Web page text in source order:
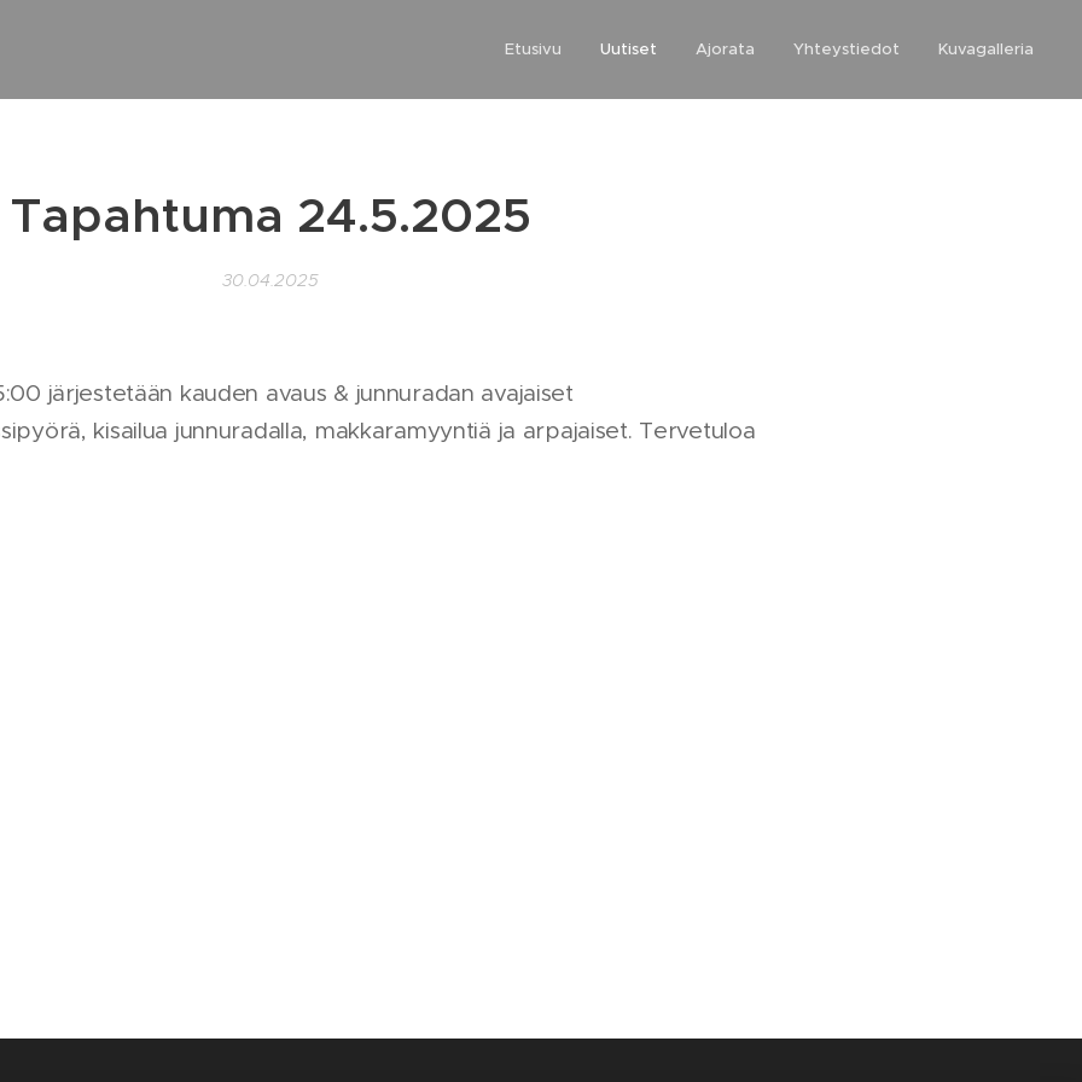
Etusivu Uutiset Ajorata Yhteystiedot Kuvagalleria
Tapahtuma 24.5.2025
30.04.2025
järjestetään kauden avaus & junnuradan avajaiset
kisailua junnuradalla, makkaramyyntiä ja arpajaiset. Tervetuloa